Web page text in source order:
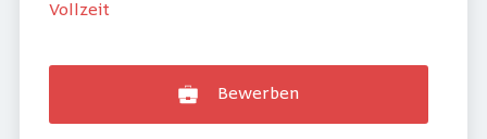
Vollzeit
Bewerben